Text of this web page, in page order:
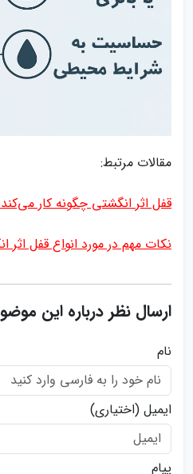
مقالات مرتبط:
قفل اثر انگشتی چگونه کار
نکات مهم در مورد انواع قفل اثر
ارسال نظر درباره این
نام
ایمیل (اختیاری)
پیام